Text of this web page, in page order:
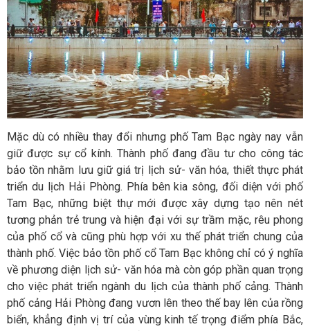
Mặc dù có nhiều thay đổi nhưng phố Tam Bạc ngày nay vẫn
giữ được sự cổ kính. Thành phố đang đầu tư cho công tác
bảo tồn nhằm lưu giữ giá trị lịch sử- văn hóa, thiết thực phát
triển du lịch Hải Phòng. Phía bên kia sông, đối diện với phố
Tam Bạc, những biệt thự mới được xây dựng tạo nên nét
tương phản trẻ trung và hiện đại với sự trầm mặc, rêu phong
của phố cổ và cũng phù hợp với xu thế phát triển chung của
thành phố. Việc bảo tồn phố cổ Tam Bạc không chỉ có ý nghĩa
về phương diện lịch sử- văn hóa mà còn góp phần quan trọng
cho việc phát triển ngành du lịch của thành phố cảng. Thành
phố cảng Hải Phòng đang vươn lên theo thế bay lên của rồng
biển, khẳng định vị trí của vùng kinh tế trọng điểm phía Bắc,